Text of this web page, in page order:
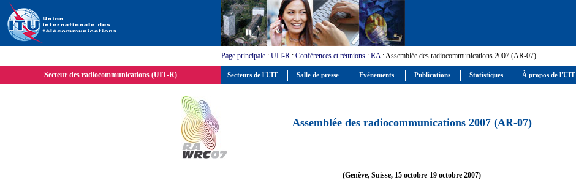
Page principale : UIT-R : Conférences et réunions : RA: Assemblée des radiocommunications 2007 (AR-07)
Secteur des radiocommunications (UIT-R)
Assemblée des radiocommunications 2007 (AR-07)
(Genève, Suisse, 15 octobre-19 octobre 2007)
Secteurs de l'UIT Salle de presse Evénements Publications Statistiques À propos de l'UIT